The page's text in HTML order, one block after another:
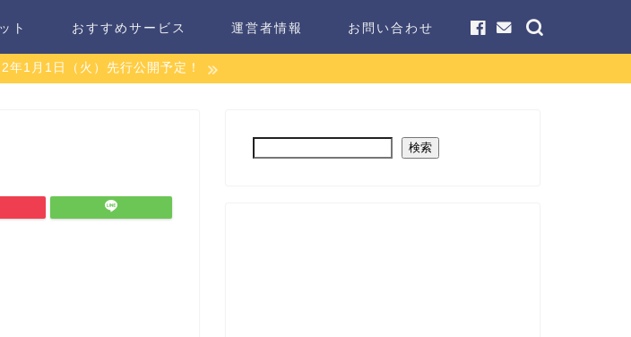
ト おすすめサービス 運営者情報 お問い合わせ
1月1日（火）先行公開予定！
検索